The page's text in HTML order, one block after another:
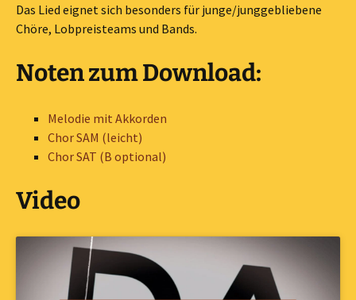
Das Lied eignet sich besonders für junge/junggebliebene
Chöre, Lobpreisteams und Bands.
Noten zum Download:
Melodie mit Akkorden
Chor SAM (leicht)
Chor SAT (B optional)
Video